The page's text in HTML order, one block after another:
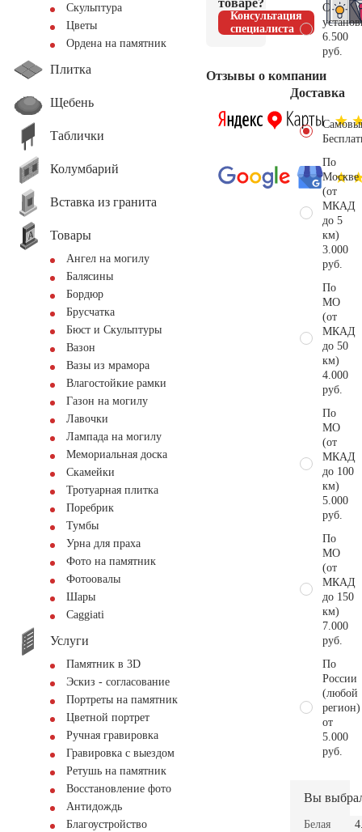
Скульптура
Цветы
Ордена на памятник
Плитка
Щебень
Таблички
Колумбарий
Вставка из гранита
Товары
Ангел на могилу
Балясины
Бордюр
Брусчатка
Бюст и Скульптуры
Вазон
Вазы из мрамора
Влагостойкие рамки
Газон на могилу
Лавочки
Лампада на могилу
Мемориальная доска
Скамейки
Тротуарная плитка
Поребрик
Тумбы
Урна для праха
Фото на памятник
Фотоовалы
Шары
Сaggiati
Услуги
Памятник в 3D
Эскиз - согласование
Портреты на памятник
Цветной портрет
Ручная гравировка
Гравировка с выездом
Ретушь на памятник
Восстановление фото
Антидождь
Благоустройство
Консультация
специалиста
Отзывы о компании
С
6.500
руб.
Доставка
По
Москве
(от
МКАД
до 5
км)
3.000
руб.
По
МО
(от
МКАД
до 50
км)
4.000
руб.
По
МО
(от
МКАД
до 100
км)
5.000
руб.
По
МО
(от
МКАД
до 150
км)
7.000
руб.
По
России
(любой
регион)
от
5.000
руб.
Вы
Белая